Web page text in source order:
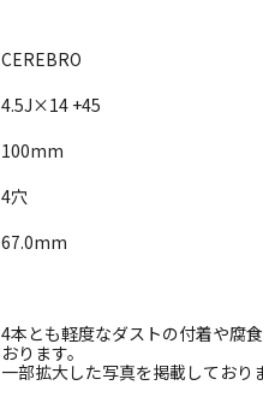
CEREBRO
4.5J×14 +45
100mm
4穴
67.0mm
4本とも軽度なダストの付着や腐
おります。
一部拡大した写真を掲載しており